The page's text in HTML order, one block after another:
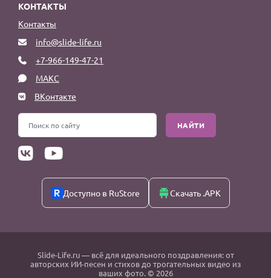
КОНТАКТЫ
Контакты
info@slide-life.ru
+7-966-149-47-21
МАКС
ВКонтакте
НАЙТИ
Доступно в RuStore Скачать .APK
Slide-Life.ru— всё для идеального поздравления: от
авторских ИИ-песен и стихов до трогательных видео из
ваших фото. © 2026